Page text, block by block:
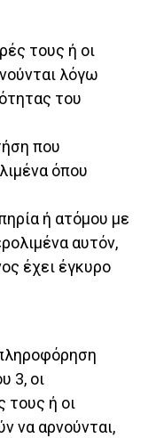
τους ή οι
λόγω
του
που
όπου
ή ατόμου με
αυτόν,
έχει έγκυρο
πληροφόρηση
3, οι
τους ή οι
να αρνούνται,